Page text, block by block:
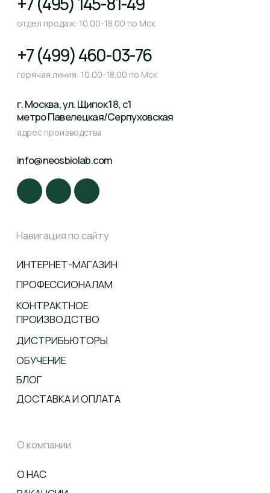
Политика обработки персональных данных